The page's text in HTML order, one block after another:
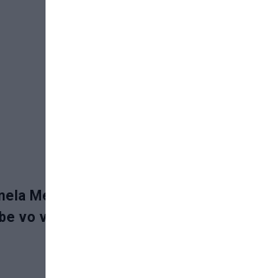
Messiho. Jorge podľahol
vo veku 68 rokov